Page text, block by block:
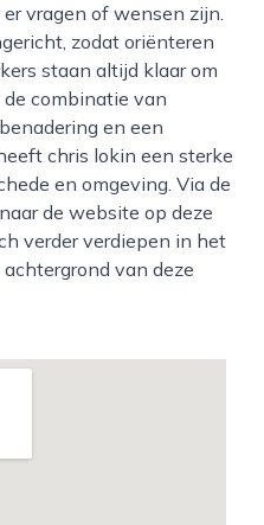
vragen of wensen zijn.
zodat oriënteren
staan altijd klaar om
combinatie van
en een
chris lokin een sterke
en omgeving. Via de
de website op deze
verder verdiepen in het
van deze